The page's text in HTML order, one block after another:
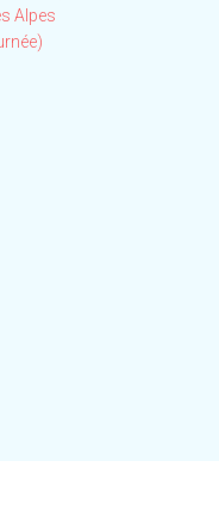
Alpes